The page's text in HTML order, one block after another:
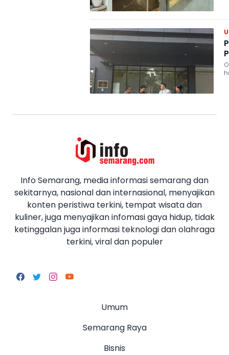
OJK berkoordinasi
Info Semarang, media informasi semarang dan
sekitarnya, nasional dan internasional, menyajikan
konten peristiwa terkini, tempat wisata dan
kuliner, juga menyajikan infomasi gaya hidup, tidak
ketinggalan juga informasi teknologi dan olahraga
terkini, viral dan populer
Umum
Semarang Raya
Bisnis